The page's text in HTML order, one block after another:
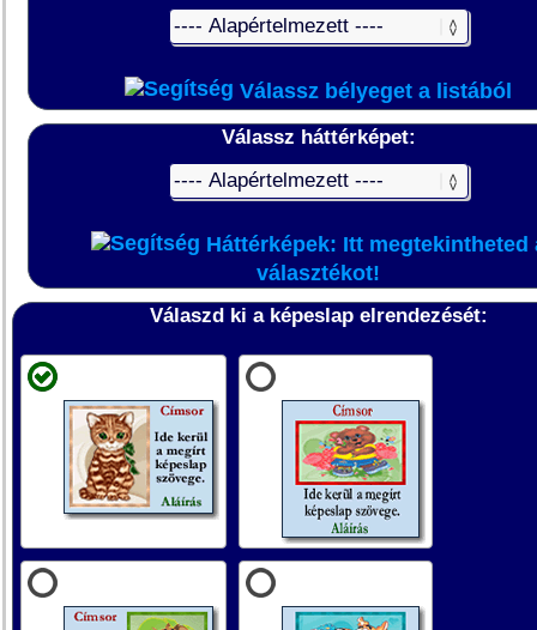
Válassz bélyeget a listából
Válassz háttérképet:
Háttérképek: Itt megtekintheted
választékot!
Válaszd ki a képeslap elrendezését: